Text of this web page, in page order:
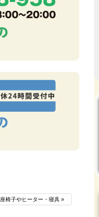
座椅子やヒーター・寝具 »